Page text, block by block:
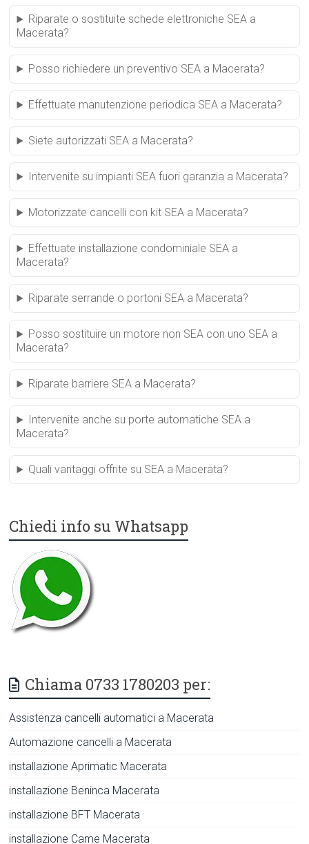
Riparate o sostituite schede elettroniche SEA a
Macerata?
Posso richiedere un preventivo SEA a Macerata?
Effettuate manutenzione periodica SEA a Macerata?
Siete autorizzati SEA a Macerata?
Intervenite su impianti SEA fuori garanzia a Macerata?
Motorizzate cancelli con kit SEA a Macerata?
Effettuate installazione condominiale SEA a
Macerata?
Riparate serrande o portoni SEA a Macerata?
Posso sostituire un motore non SEA con uno SEA a
Macerata?
Riparate barriere SEA a Macerata?
Intervenite anche su porte automatiche SEA a
Macerata?
Quali vantaggi offrite su SEA a Macerata?
Chiedi info su Whatsapp
Chiama 0733 1780203 per:
Assistenza cancelli automatici a Macerata
Automazione cancelli a Macerata
installazione Aprimatic Macerata
installazione Beninca Macerata
installazione BFT Macerata
installazione Came Macerata